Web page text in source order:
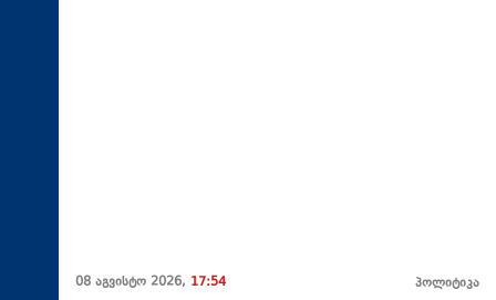
08 აგვისტო 2026, 17:54 პოლიტიკა